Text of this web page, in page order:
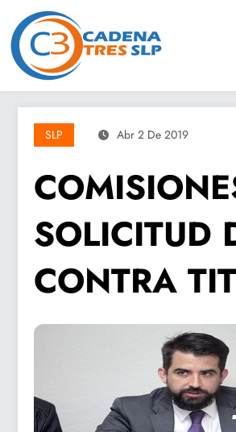
contenido
SLP Abr 2 De 2019
SOLICITUD
CONTRA